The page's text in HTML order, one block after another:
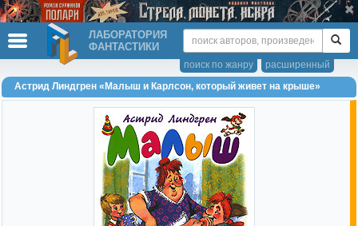
ЛАБОРАТОРИЯ
ФАНТАСТИКИ
расширенный
поиск по жанру
Астрид Линдгрен «Малыш и Карлсон, который живет на крыше»